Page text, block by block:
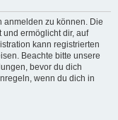
anmelden zu können. Die
ermöglicht dir, auf
kann registrierten
Beachte bitte unsere
bevor du dich
wenn du dich in